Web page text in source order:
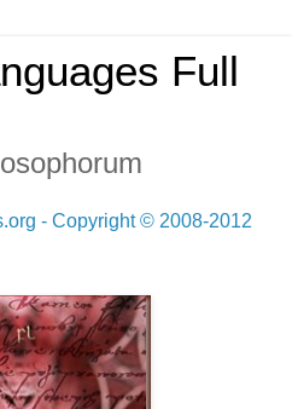
Full
- Copyright © 2008-2012